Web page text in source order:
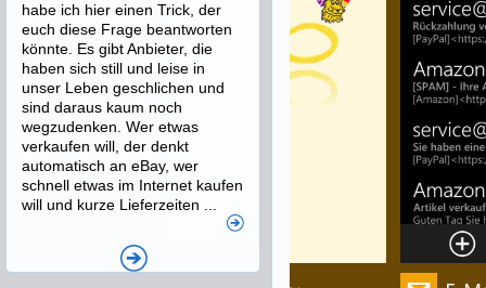
habe ich hier einen Trick, der
euch diese Frage beantworten
könnte. Es gibt Anbieter, die
haben sich still und leise in
unser Leben geschlichen und
sind daraus kaum noch
wegzudenken. Wer etwas
verkaufen will, der denkt
automatisch an eBay, wer
schnell etwas im Internet kaufen
will und kurze Lieferzeiten ...